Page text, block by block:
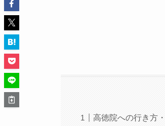
高徳院への行き方